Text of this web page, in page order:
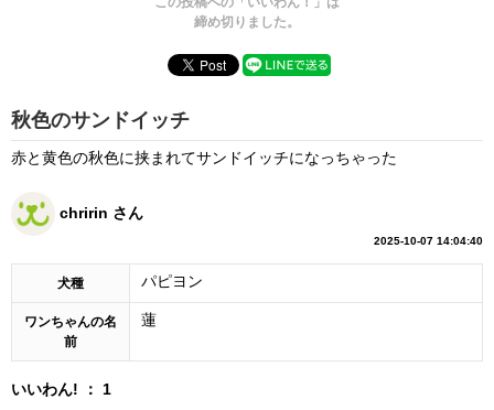
締め切りました。
秋色のサンドイッチ
赤と黄色の秋色に挟まれてサンドイッチになっちゃった
chririn さん
2025-10-07 14:04:40
犬種 パピヨン
ワンちゃんの名
前
蓮
いいわん! ： 1